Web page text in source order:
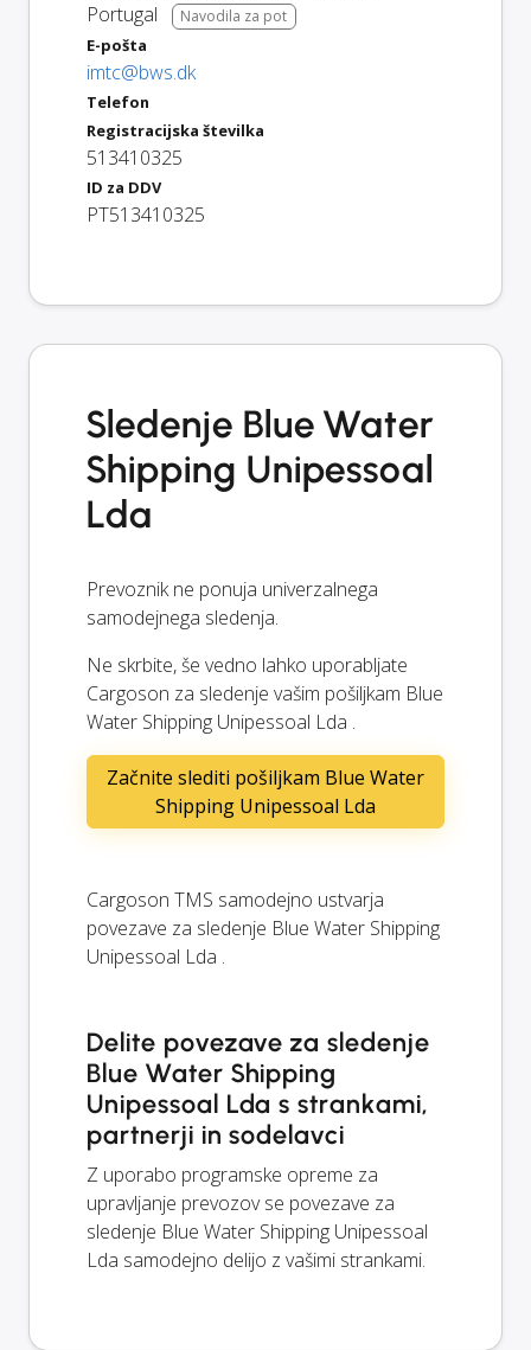
Portugal
Navodila za pot
E-pošta
imtc@bws.dk
Telefon
Registracijska številka
513410325
ID za DDV
PT513410325
Sledenje Blue Water
Shipping Unipessoal
Lda
Prevoznik ne ponuja univerzalnega
samodejnega sledenja.
Ne skrbite, še vedno lahko uporabljate
Cargoson za sledenje vašim pošiljkam Blue
Water Shipping Unipessoal Lda .
Začnite slediti pošiljkam Blue Water
Shipping Unipessoal Lda
Cargoson TMS samodejno ustvarja
povezave za sledenje Blue Water Shipping
Unipessoal Lda .
Delite povezave za sledenje
Blue Water Shipping
Unipessoal Lda s strankami,
partnerji in sodelavci
Z uporabo programske opreme za
upravljanje prevozov se povezave za
sledenje Blue Water Shipping Unipessoal
Lda samodejno delijo z vašimi strankami.